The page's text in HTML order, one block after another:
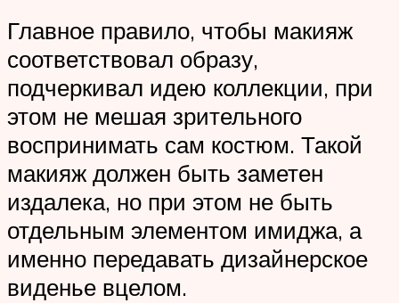
Главное правило, чтобы макияж
соответствовал образу,
подчеркивал идею коллекции, при
этом не мешая зрительного
воспринимать сам костюм. Такой
макияж должен быть заметен
издалека, но при этом не быть
отдельным элементом имиджа, а
именно передавать дизайнерское
виденье вцелом.